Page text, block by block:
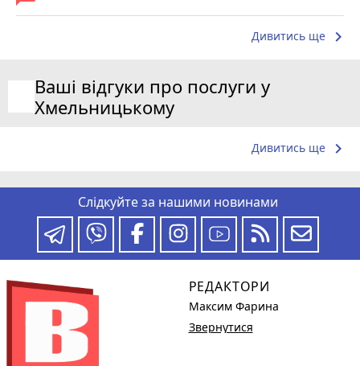
Дивитись ще keyboard_arrow_right
Ваші відгуки про послуги у
Хмельницькому
Дивитись ще keyboard_arrow_right
Слідкуйте за нашими новинами
РЕДАКТОРИ
Максим Фарина
Звернутися